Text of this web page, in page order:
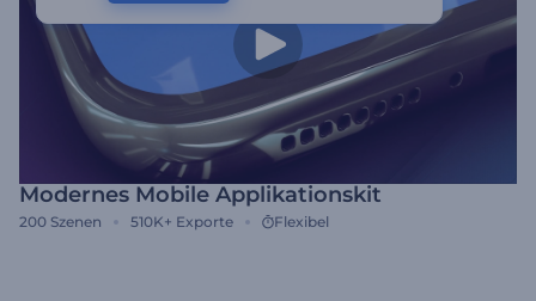
Modernes Mobile Applikationskit
200 Szenen 510K+ Exporte Flexibel